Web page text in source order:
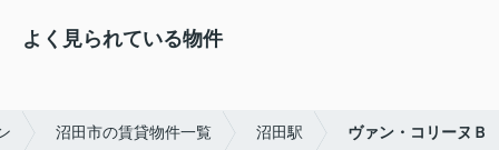
よく見られている物件
沼田市の賃貸物件一覧 沼田駅 ヴァン・コリーヌＢ